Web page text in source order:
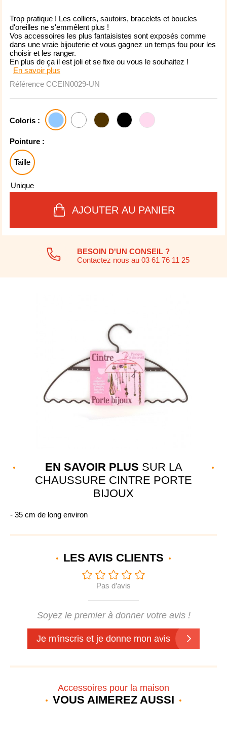
Trop pratique ! Les colliers, sautoirs, bracelets et boucles
d'oreilles ne s'emmêlent plus !
Vos accessoires les plus fantaisistes sont exposés comme
dans une vraie bijouterie et vous gagnez un temps fou pour les
choisir et les ranger.
En plus de ça il est joli et se fixe ou vous le souhaitez !
En savoir plus
Référence CCEIN0029-UN
Coloris :
Pointure :
Taille
Unique
AJOUTER AU PANIER
BESOIN D'UN CONSEIL ?
Contactez nous au 03 61 76 11 25
EN SAVOIR PLUS SUR LA
CHAUSSURE CINTRE PORTE
BIJOUX
- 35 cm de long environ
LES AVIS CLIENTS
Pas d’avis
Soyez le premier à donner votre avis !
Je m'inscris et je donne mon avis
Accessoires pour la maison
VOUS AIMEREZ AUSSI